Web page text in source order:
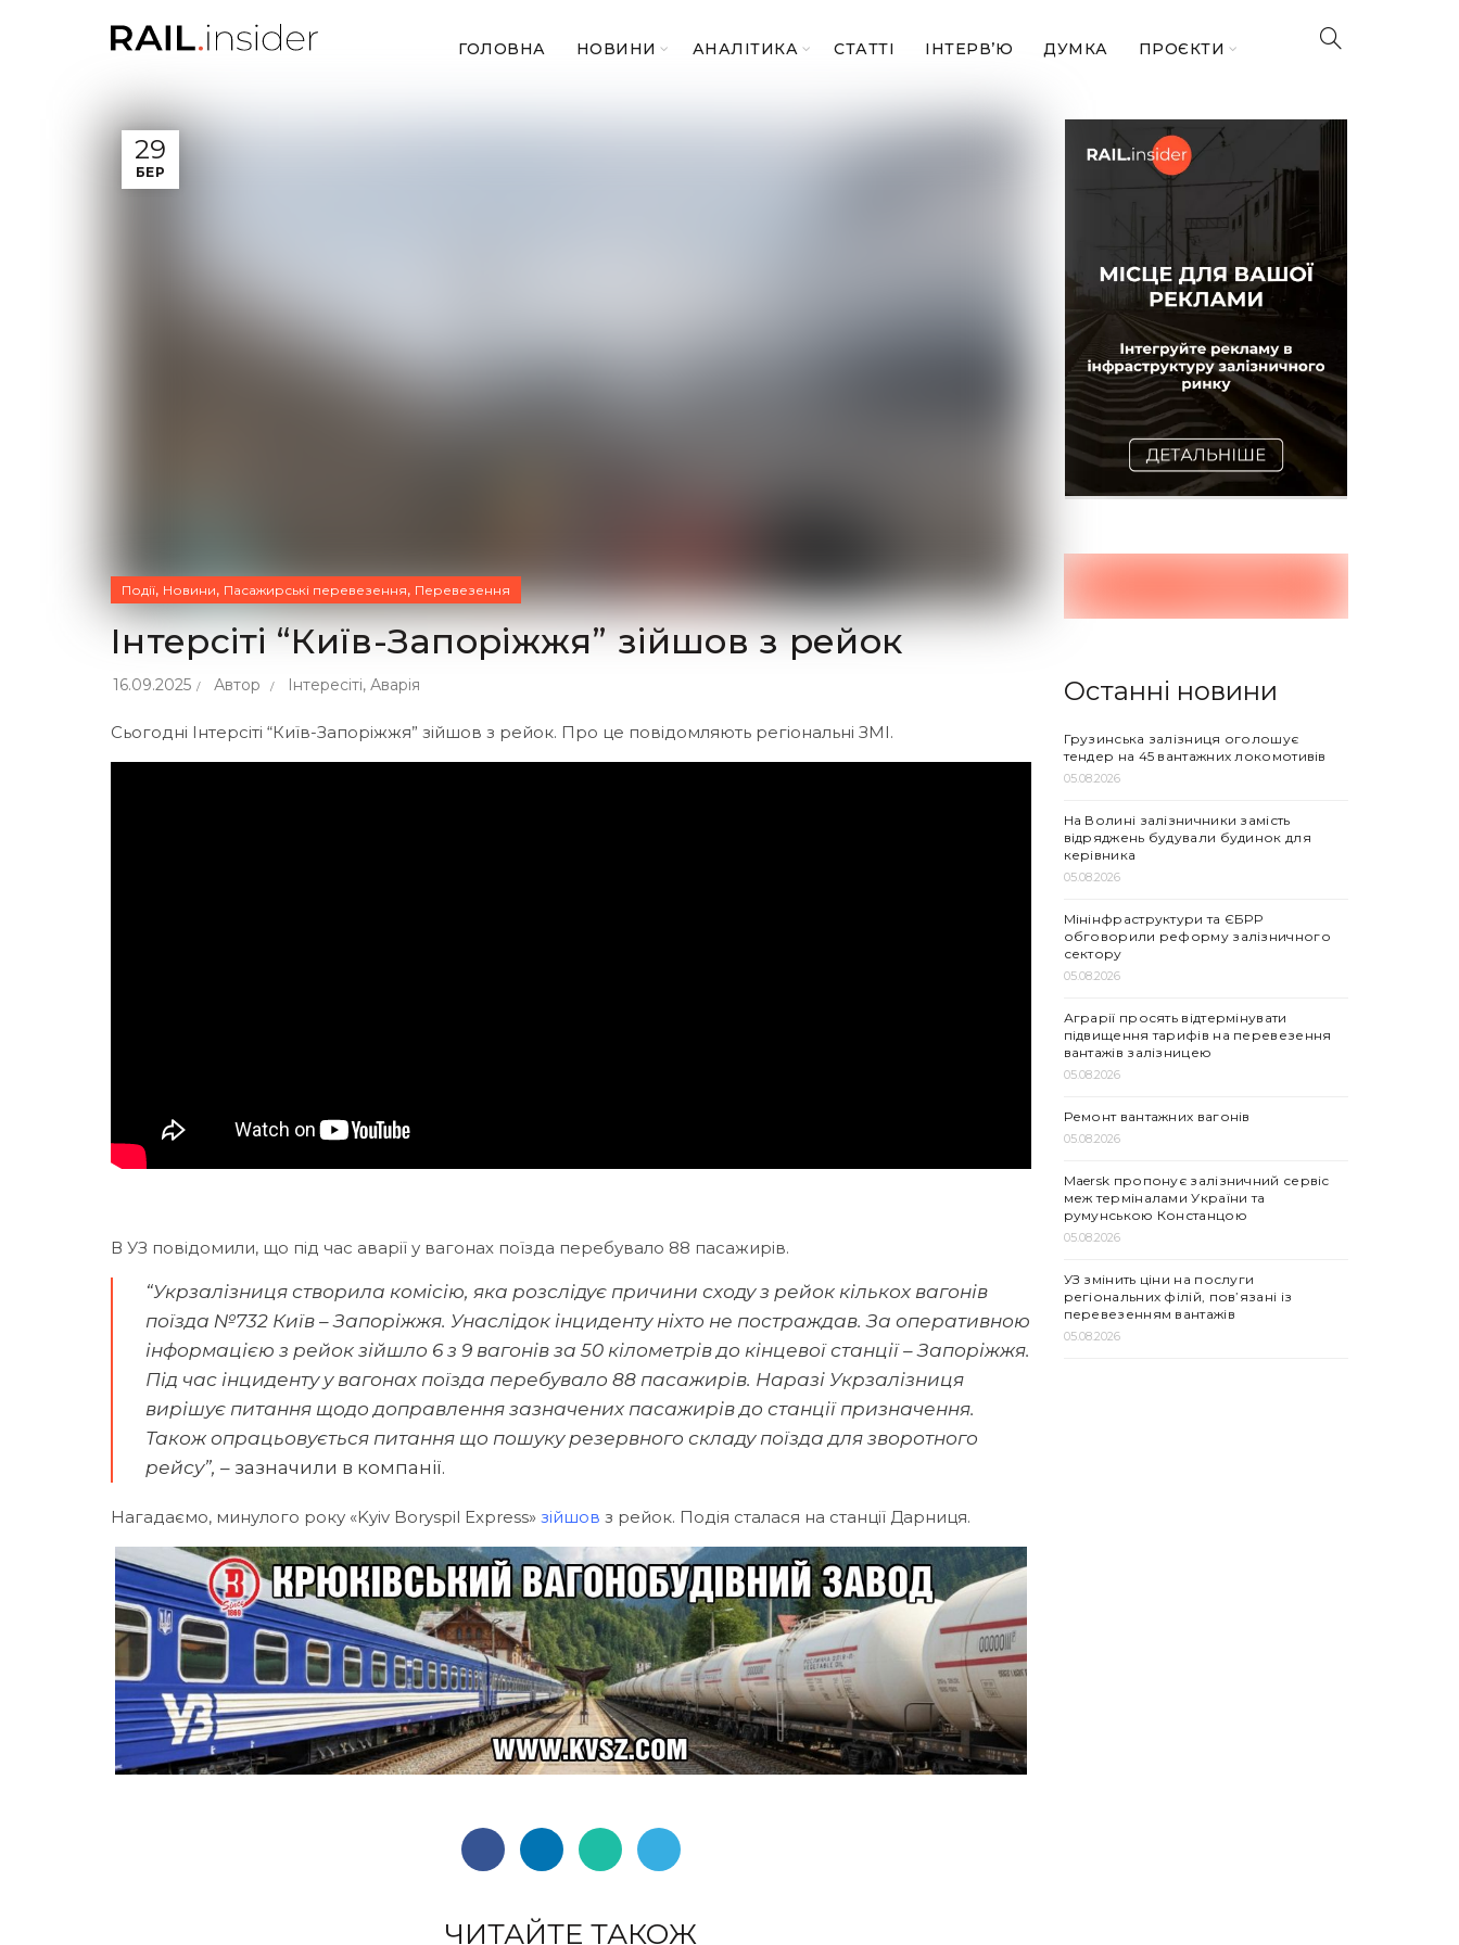
ГОЛОВНА НОВИНИ АНАЛІТИКА СТАТТІ ІНТЕРВ’Ю ДУМКА ПРОЄКТИ
29
БЕР
Події, Новини, Пасажирські перевезення, Перевезення
Інтерсіті “Київ-Запоріжжя” зійшов з рейок
16.09.2025 Автор Інтересіті, Аварія
Сьогодні Інтерсіті “Київ-Запоріжжя” зійшов з рейок. Про це повідомляють регіональні ЗМІ.
В УЗ повідомили, що під час аварії у вагонах поїзда перебувало 88 пасажирів.
“Укрзалізниця створила комісію, яка розслідує причини сходу з рейок кількох вагонів
поїзда №732 Київ – Запоріжжя. Унаслідок інциденту ніхто не постраждав. За оперативною
інформацією з рейок зійшло 6 з 9 вагонів за 50 кілометрів до кінцевої станції – Запоріжжя.
Під час інциденту у вагонах поїзда перебувало 88 пасажирів. Наразі Укрзалізниця
вирішує питання щодо доправлення зазначених пасажирів до станції призначення.
Також опрацьовується питання що пошуку резервного складу поїзда для зворотного
рейсу”, – зазначили в компанії.
Нагадаємо, минулого року «Kyiv Boryspil Express» зійшов з рейок. Подія сталася на станції Дарниця.
ЧИТАЙТЕ ТАКОЖ
Останні новини
Грузинська залізниця оголошує
тендер на 45 вантажних локомотивів
05.08.2026
На Волині залізничники замість
відряджень будували будинок для
керівника
05.08.2026
Мінінфраструктури та ЄБРР
обговорили реформу залізничного
сектору
05.08.2026
Аграрії просять відтермінувати
підвищення тарифів на перевезення
вантажів залізницею
05.08.2026
Ремонт вантажних вагонів
05.08.2026
Maersk пропонує залізничний сервіс
меж терміналами України та
румунською Констанцою
05.08.2026
УЗ змінить ціни на послуги
регіональних філій, пов’язані із
перевезенням вантажів
05.08.2026